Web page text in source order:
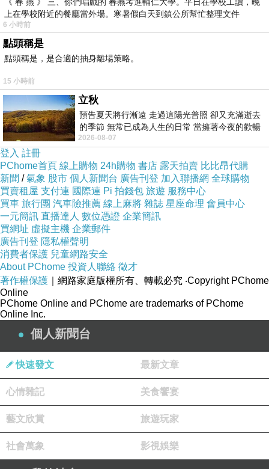
上在學校附近的餐廳當外場。寒暑假白天到鎮公所幫忙整理文件
6 小時前
點頭稱是
點頭稱是，是合適的抽身離場策略。
15 小時前
立秋
預告夏天將行漸遠 走過這陽光普照 卻又充滿逝去
的季節 無常已成為人生的日常 當擁著今夜的歡暢
舒心 轉眼驟成昨日 而明晨 太陽
2026-08-07
登入 註冊
PChome首頁 線上購物 24h購物 書店 露天拍賣 比比昂代購
新聞 /氣象 股市 個人新聞台 廣告刊登 加入聯播網 全球購物
買賣租屋 支付連 國際連 Pi 拍錢包 旅遊 服務中心
買車 旅行團 汽車險推薦 線上麻將 雜誌 星座命理 會員中心
一元簡訊 直播達人 數位憑證 企業簡訊
買網址 虛擬主機 企業郵件
廣告刊登 隱私權聲明
消費者保護 兒童網路安全
About PChome 投資人聯絡 徵才
著作權保護 ｜網路家庭版權所有、轉載必究 ‧Copyright PChome
Online
PChome Online and PChome are trademarks of PChome
Online Inc.
個人新聞台
快速發文 最新文章
心情雜記 美食饗宴
藝文欣賞 旅遊玩家
社會萬象 影視娛樂